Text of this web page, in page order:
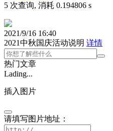
5 次查询, 消耗 0.194806 s
2021/9/16 16:40
2021中秋国庆活动说明 详情
热门文章
Lading...
插入图片
请填写图片地址：